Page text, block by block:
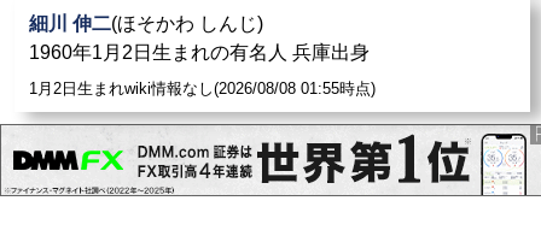
細川 伸二(ほそかわ しんじ)
1960年1月2日生まれの有名人 兵庫出身
1月2日生まれwiki情報なし(2026/08/08 01:55時点)